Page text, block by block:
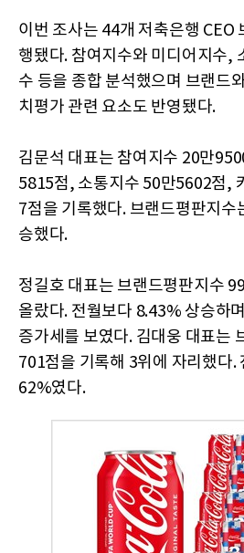
이번 조사는 44개 저축은행 CEO
행됐다. 참여지수와 미디어지수,
수 등을 종합 분석했으며 브랜드
치평가 관련 요소도 반영됐다.
김문석 대표는 참여지수 20만
5815점, 소통지수 50만5602점,
7점을 기록했다. 브랜드평판지수
승했다.
정길호 대표는 브랜드평판지수
올랐다. 전월보다 8.43% 상승하
증가세를 보였다. 김대웅 대표는
701점을 기록해 3위에 자리했다.
62%였다.